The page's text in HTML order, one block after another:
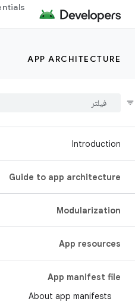
APP ARCHITECTURE
Introduction
Guide to app architecture
Modularization
App resources
App manifest file
About app manifests